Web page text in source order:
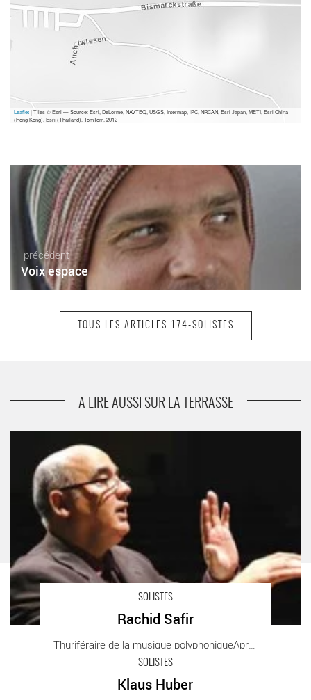
Leaflet| Tiles © Esri — Source: Esri, DeLorme, NAVTEQ, USGS, Intermap, iPC, NRCAN, Esri Japan, METI, Esri China
(Hong Kong), Esri (Thailand), TomTom, 2012
précédent
Voix espace
Rachid Safir
TOUS LES ARTICLES 174-SOLISTES
A LIRE AUSSI SUR LA TERRASSE
SOLISTES
Rachid Safir
Thuriféraire de la musique polyphoniqueAprès [...]
SOLISTES
Klaus Huber